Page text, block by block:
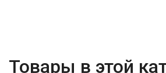
Товары в этой